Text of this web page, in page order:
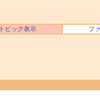
トピック表示 フ